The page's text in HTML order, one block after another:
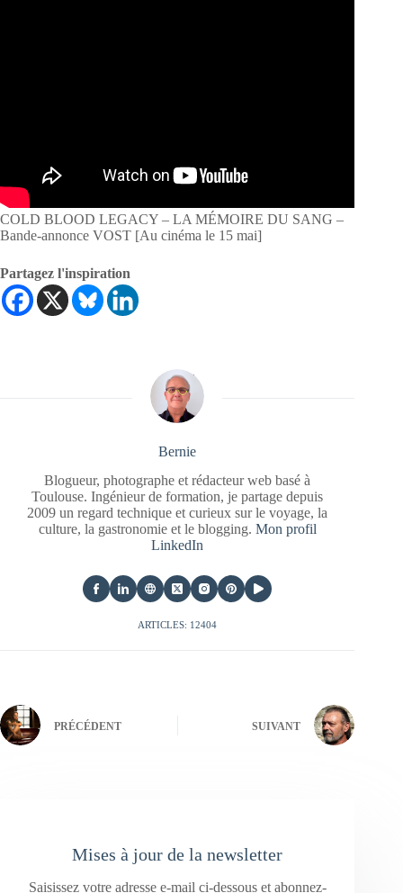
COLD BLOOD LEGACY – LA MÉMOIRE DU SANG –
Bande-annonce VOST [Au cinéma le 15 mai]
Partagez l'inspiration
Bernie
Blogueur, photographe et rédacteur web basé à
Toulouse. Ingénieur de formation, je partage depuis
2009 un regard technique et curieux sur le voyage, la
culture, la gastronomie et le blogging. Mon profil
LinkedIn
ARTICLES: 12404
PRÉCÉDENT SUIVANT
Mises à jour de la newsletter
Saisissez votre adresse e-mail ci-dessous et abonnez-